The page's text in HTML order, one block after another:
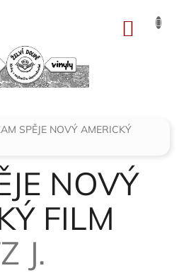
SPĚJE NOVÝ AMERICKÝ
NOVÝ
FILM
J.